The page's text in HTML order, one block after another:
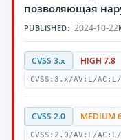
позволяющая
PUBLISHED: 2024-10-22
CVSS 3.x HIGH 7.8
CVSS:3.x/AV:L/
CVSS 2.0 MEDIUM
CVSS:2.0/AV:L/